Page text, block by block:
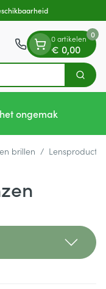
Zoek
0 artikelen
€ 0,00
0
ongemak
brillen / Lensproducten